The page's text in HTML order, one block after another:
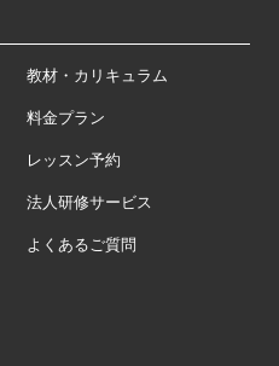
教材・カリキュラム
料金プラン
レッスン予約
法人研修サービス
よくあるご質問